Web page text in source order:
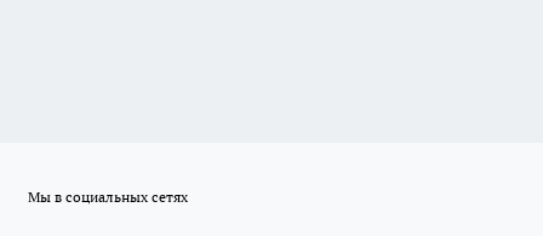
Мы в социальных сетях